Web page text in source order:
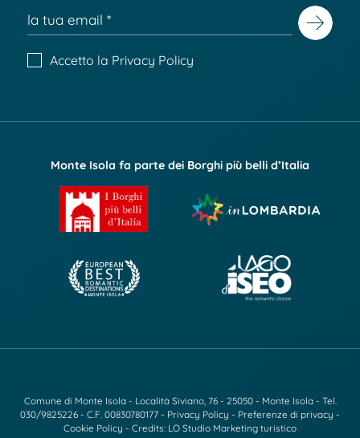
Accetto la Privacy Policy
Monte Isola fa parte dei Borghi più belli d’Italia
Comune di Monte Isola - Località Siviano, 76 - 25050 - Monte Isola - Tel.
030/9825226 - C.F. 00830780177 - Privacy Policy - Preferenze di privacy -
Cookie Policy - Credits: LO Studio Marketing turistico